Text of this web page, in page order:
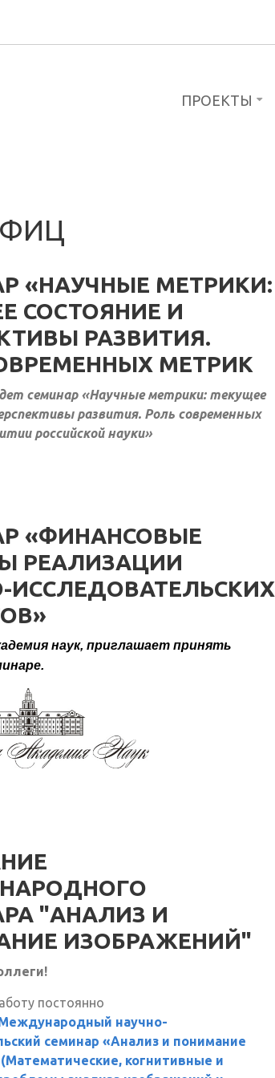
ПРОЕКТЫ
«НАУЧНЫЕ МЕТРИКИ:
СОСТОЯНИЕ И
РАЗВИТИЯ.
МЕТРИК
семинар «Научные метрики: текущее
развития. Роль современных
российской науки»
«ФИНАНСОВЫЕ
РЕАЛИЗАЦИИ
ИССЛЕДОВАТЕЛЬСКИХ
наук, приглашает принять
"АНАЛИЗ И
ИЗОБРАЖЕНИЙ"
постоянно
научно-
семинар «Анализ и понимание
когнитивные и